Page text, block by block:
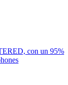
con un 95%